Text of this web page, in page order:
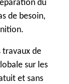
du
de besoin,
travaux de
sur les
et sans